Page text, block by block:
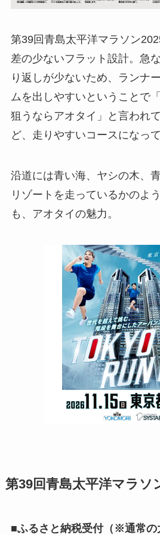
第39回青島太平洋マラソン
差の少ないフラット設計。急
り返しが少ないため、ランナ
ムを出しやすいということで
狙うならアオタイ」と言われ
ど、走りやすいコースになって
沿道には青い海、ヤシの木、
リゾートを走っているかのよ
も、アオタイの魅力。
第39回青島太平洋マラソ
■ふるさと納税受付（※通常の